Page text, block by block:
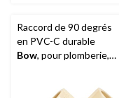
Raccord de 90 degrés
en PVC-C durable
Bow, pour plomberie,